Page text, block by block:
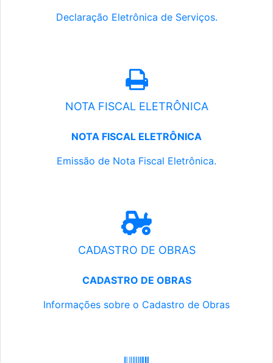
Declaração Eletrônica de Serviços.
NOTA FISCAL ELETRÔNICA
NOTA FISCAL ELETRÔNICA
Emissão de Nota Fiscal Eletrônica.
CADASTRO DE OBRAS
CADASTRO DE OBRAS
Informações sobre o Cadastro de Obras